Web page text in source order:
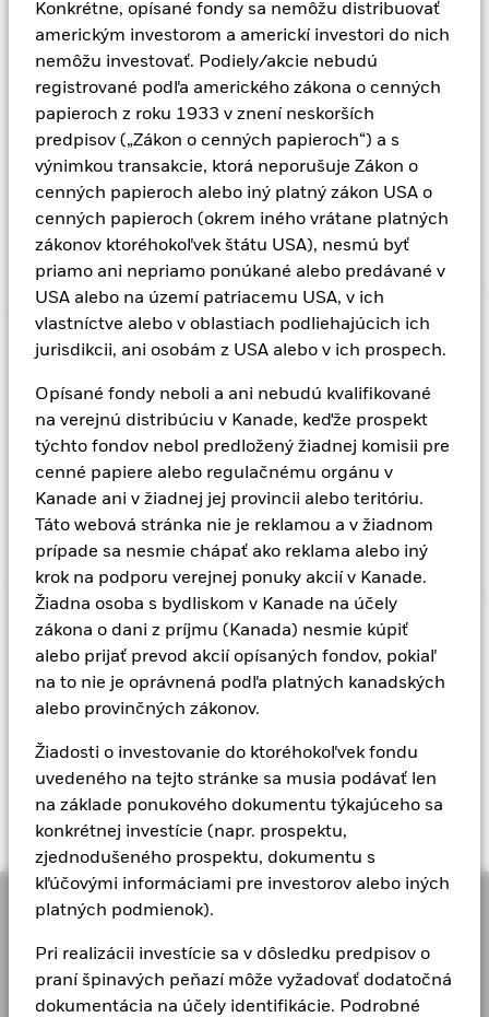
Konkrétne, opísané fondy sa nemôžu distribuovať
americkým investorom a americkí investori do nich
nemôžu investovať. Podiely/akcie nebudú
registrované podľa amerického zákona o cenných
papieroch z roku 1933 v znení neskorších
predpisov („Zákon o cenných papieroch“) a s
výnimkou transakcie, ktorá neporušuje Zákon o
cenných papieroch alebo iný platný zákon USA o
cenných papieroch (okrem iného vrátane platných
zákonov ktoréhokoľvek štátu USA), nesmú byť
priamo ani nepriamo ponúkané alebo predávané v
USA alebo na území patriacemu USA, v ich
vlastníctve alebo v oblastiach podliehajúcich ich
jurisdikcii, ani osobám z USA alebo v ich prospech.
Opísané fondy neboli a ani nebudú kvalifikované
na verejnú distribúciu v Kanade, keďže prospekt
týchto fondov nebol predložený žiadnej komisii pre
cenné papiere alebo regulačnému orgánu v
Kanade ani v žiadnej jej provincii alebo teritóriu.
Táto webová stránka nie je reklamou a v žiadnom
prípade sa nesmie chápať ako reklama alebo iný
krok na podporu verejnej ponuky akcií v Kanade.
Žiadna osoba s bydliskom v Kanade na účely
zákona o dani z príjmu (Kanada) nesmie kúpiť
alebo prijať prevod akcií opísaných fondov, pokiaľ
na to nie je oprávnená podľa platných kanadských
alebo provinčných zákonov.
Žiadosti o investovanie do ktoréhokoľvek fondu
uvedeného na tejto stránke sa musia podávať len
na základe ponukového dokumentu týkajúceho sa
konkrétnej investície (napr. prospektu,
zjednodušeného prospektu, dokumentu s
kľúčovými informáciami pre investorov alebo iných
platných podmienok).
Pri realizácii investície sa v dôsledku predpisov o
praní špinavých peňazí môže vyžadovať dodatočná
dokumentácia na účely identifikácie. Podrobné
A sme miestne angažovaní
V BlackRock veríme, že sme najlepší, keď naši
zamestnanci spájajú svoje osobné ciele s prácou a
cieľmi našej firmy.
7.300
V Európe pracuje pre našich klientov viac než 7 300
ľudí
BlackRock je popredný verejne obchodovaný
správca aktív s 13,46 bilióna USD aktív v správe k
30. septembru 2024.
1 Zdroj: BlackRock, k 30. júlu 2025
2 Zdroj: BlackRock, k 30. septembru 2025
3 Zdroj: BlackRock, k 30. júnu 2025; použité sektory
GICS
ČO ROBÍME
Pomáhame našim